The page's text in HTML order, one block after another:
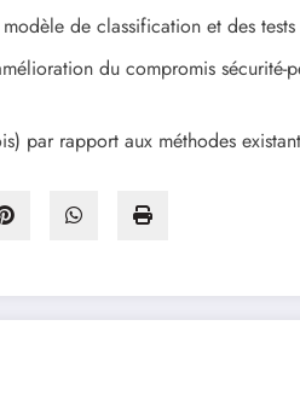
de classification et des tests
du compromis sécurité-
par rapport aux méthodes